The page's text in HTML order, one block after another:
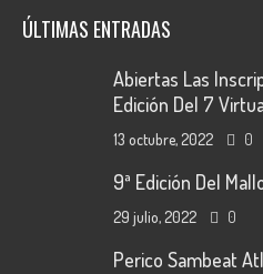
ÚLTIMAS ENTRADAS
Abiertas Las
Edición Del 7
13 octubre, 2022 0
9ª Edición Del
29 julio, 2022 0
Perico Sambeat